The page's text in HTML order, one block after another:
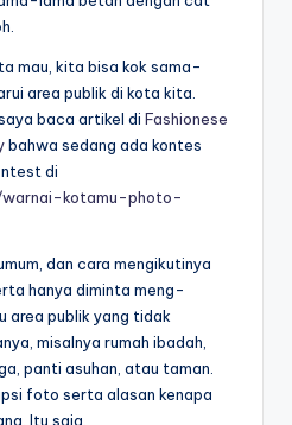
mau, kita bisa kok sama-
area publik di kota kita.
baca artikel di Fashionese
bahwa sedang ada kontes
di
warnai-kotamu-photo-
dan cara mengikutinya
hanya diminta meng-
publik yang tidak
misalnya rumah ibadah,
panti asuhan, atau taman.
foto serta alasan kenapa
Itu saja.